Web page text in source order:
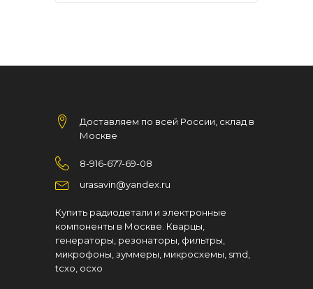
Доставляем по всей России, склад в
Москве
8-916-677-69-08
urasavin@yandex.ru
Купить радиодетали и электронные
компоненты в Москве. Кварцы,
генераторы, резонаторы, фильтры,
микрофоны, зуммеры, микросхемы, smd,
tcxo, ocxo